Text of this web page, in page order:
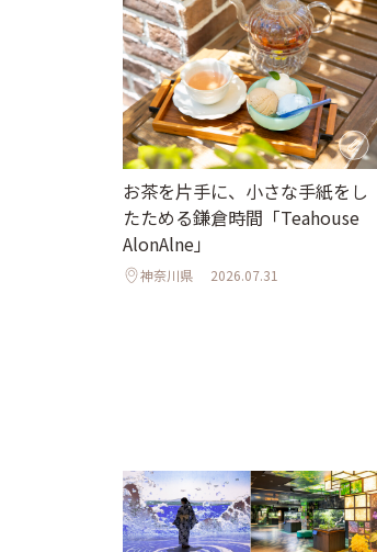
お茶を片手に、小さな手紙をし
たためる鎌倉時間「Teahouse
AlonAlne」
神奈川県 2026.07.31